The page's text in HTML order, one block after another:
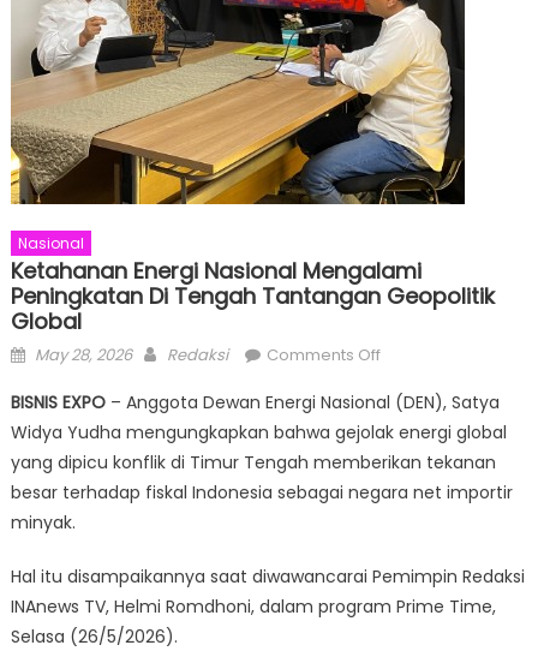
Nasional
Ketahanan Energi Nasional Mengalami
Peningkatan Di Tengah Tantangan Geopolitik
Global
Posted
May 28, 2026 Author
Redaksi Comments Offon
Energi
Nasional
Mengalami
Peningkatan
Tantangan
Geopolitik
BISNIS EXPO– Anggota Dewan Energi Nasional (DEN), Satya
Widya Yudha mengungkapkan bahwa gejolak energi global
yang dipicu konflik di Timur Tengah memberikan tekanan
besar terhadap fiskal Indonesia sebagai negara net importir
minyak.
Hal itu disampaikannya saat diwawancarai Pemimpin Redaksi
INAnews TV, Helmi Romdhoni, dalam program Prime Time,
Selasa (26/5/2026).